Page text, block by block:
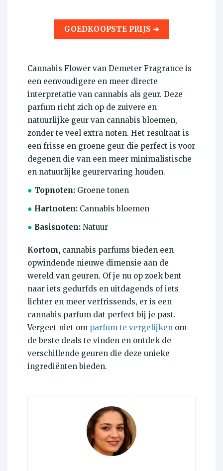
GOEDKOOPSTE PRIJS ➔
Cannabis Flower van Demeter Fragrance is
een eenvoudigere en meer directe
interpretatie van cannabis als geur. Deze
parfum richt zich op de zuivere en
natuurlijke geur van cannabis bloemen,
zonder te veel extra noten. Het resultaat is
een frisse en groene geur die perfect is voor
degenen die van een meer minimalistische
en natuurlijke geurervaring houden.
● Topnoten: Groene tonen
● Hartnoten: Cannabis bloemen
● Basisnoten: Natuur
Kortom, cannabis parfums bieden een
opwindende nieuwe dimensie aan de
wereld van geuren. Of je nu op zoek bent
naar iets gedurfds en uitdagends of iets
lichter en meer verfrissends, er is een
cannabis parfum dat perfect bij je past.
Vergeet niet om parfum te vergelijken om
de beste deals te vinden en ontdek de
verschillende geuren die deze unieke
ingrediënten bieden.